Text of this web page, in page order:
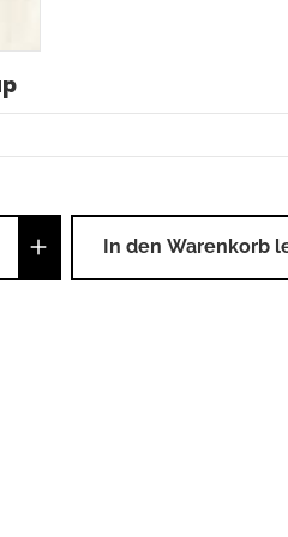
auswählen
Gib den
In den Warenkorb